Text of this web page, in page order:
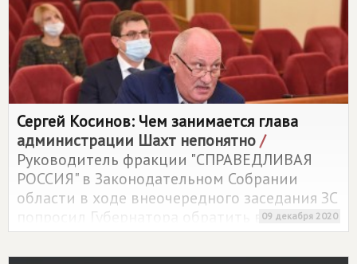
Сергей Косинов: Чем занимается глава
администрации Шахт непонятно/
Руководитель фракции "СПРАВЕДЛИВАЯ
РОССИЯ" в Законодательном Собрании
области в ходе внеочередного заседания ЗС
попросил Губернатора обратить внимание
на неэффективную работу администрации
города Шахты.
09 декабря 2020